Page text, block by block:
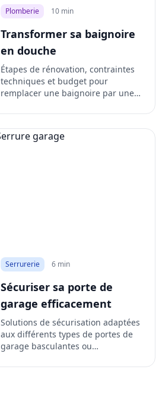
Plomberie 10 min
Transformer sa baignoire
en douche
Étapes de rénovation, contraintes
techniques et budget pour
remplacer une baignoire par une
Serrurerie 6 min
Sécuriser sa porte de
garage efficacement
Solutions de sécurisation adaptées
aux différents types de portes de
garage basculantes ou